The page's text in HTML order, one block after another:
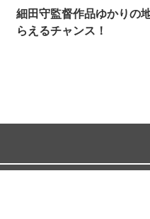
細田守監督作品ゆかりの
らえるチャンス！